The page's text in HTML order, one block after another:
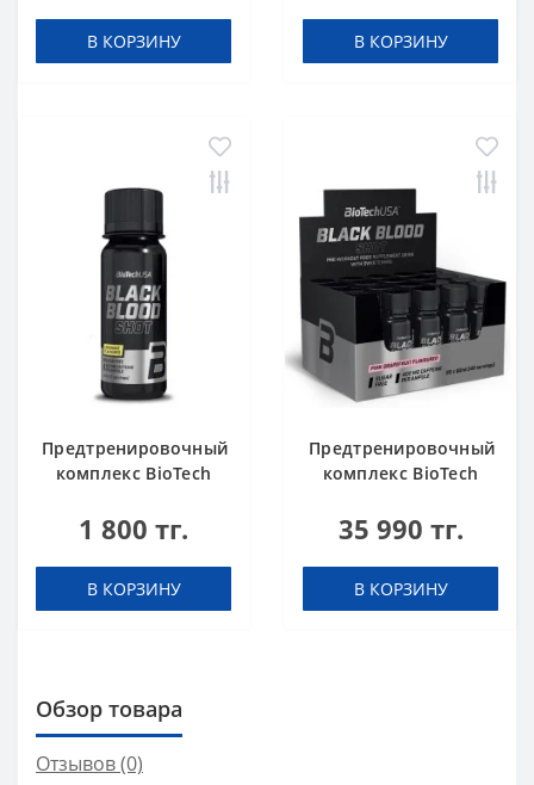
В КОРЗИНУ В КОРЗИНУ
Предтренировочный
комплекс BioTech
Lemonade 60 ml шот
1 800 тг.
В КОРЗИНУ
Предтренировочный
комплекс BioTech
Pink grapefruit 60 ml
шт)
35 990 тг.
В КОРЗИНУ
Обзор товара
Отзывов (0)